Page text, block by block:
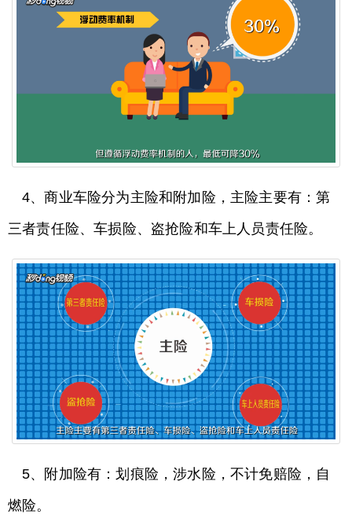
4、商业车险分为主险和附加险，主险主要有：第
三者责任险、车损险、盗抢险和车上人员责任险。
5、附加险有：划痕险，涉水险，不计免赔险，自
燃险。